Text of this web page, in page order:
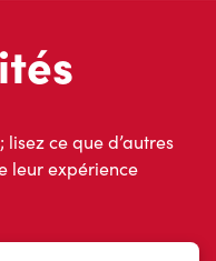
ce que d’autres
leur expérience